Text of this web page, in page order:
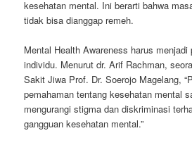
kesehatan mental. Ini berarti bahwa
tidak bisa dianggap remeh.
Mental Health Awareness harus
individu. Menurut dr. Arif Rachman,
Sakit Jiwa Prof. Dr. Soerojo Magelang,
pemahaman tentang kesehatan mental
mengurangi stigma dan diskriminasi
gangguan kesehatan mental.”